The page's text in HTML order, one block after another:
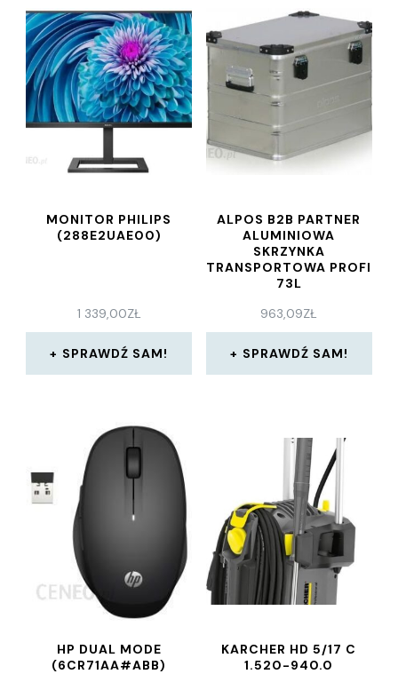
MONITOR PHILIPS
(288E2UAE00)
1 339,00ZŁ
SPRAWDŹ SAM!
ALPOS B2B PARTNER
ALUMINIOWA
SKRZYNKA
TRANSPORTOWA PROFI
73L
963,09ZŁ
SPRAWDŹ SAM!
HP DUAL MODE
(6CR71AA#ABB)
KARCHER HD 5/17 C
1.520-940.0